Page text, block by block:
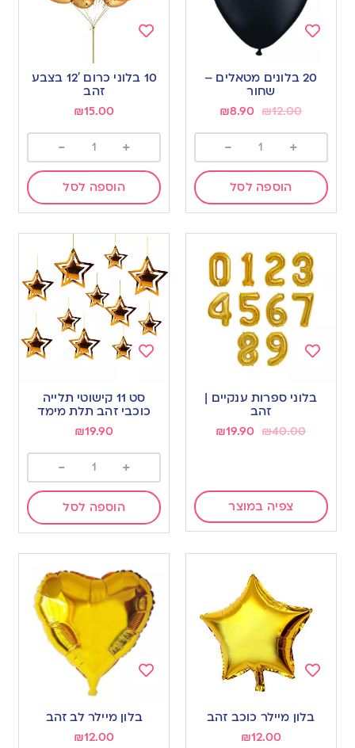
to
20 בלונים מטאלים –
שחור
₪12.00
₪8.90
+
-
הוספה לסל
to
10 בלוני כרום 12′ בצבע
זהב
₪15.00
+
-
הוספה לסל
wishlist
בלוני ספרות ענקיים |
זהב
₪40.00
₪19.90
צפיה במוצר
wishlist
סט 11 קישוטי תלייה
כוכבי זהב תלת מימד
₪19.90
+
-
הוספה לסל
wishlist
בלון מיילר כוכב זהב
₪12.00
wishlist
בלון מיילר לב זהב
₪12.00